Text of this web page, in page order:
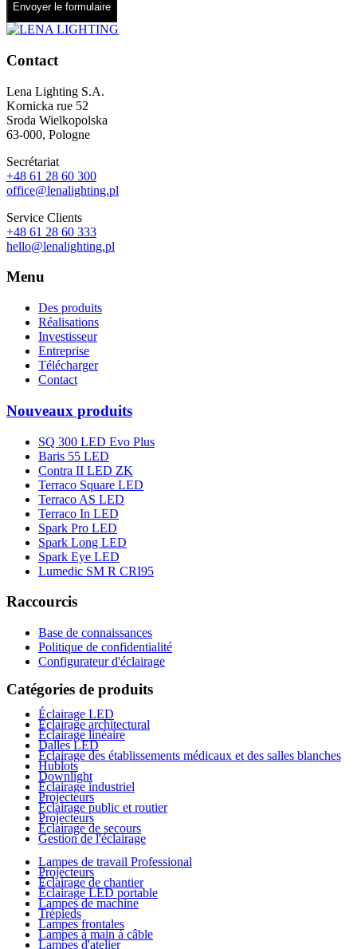
Envoyer le formulaire
Contact
Lena Lighting S.A.
Kornicka rue 52
Sroda Wielkopolska
63-000, Pologne
Secrétariat
+48 61 28 60 300
office@lenalighting.pl
Service Clients
+48 61 28 60 333
hello@lenalighting.pl
Menu
Des produits
Réalisations
Investisseur
Entreprise
Télécharger
Contact
Nouveaux produits
SQ 300 LED Evo Plus
Baris 55 LED
Contra II LED ZK
Terraco Square LED
Terraco AS LED
Terraco In LED
Spark Pro LED
Spark Long LED
Spark Eye LED
Lumedic SM R CRI95
Raccourcis
Base de connaissances
Politique de confidentialité
Configurateur d'éclairage
Catégories de produits
Éclairage LED
Éclairage architectural
Éclairage linéaire
Dalles LED
Éclairage des établissements médicaux et des salles blanches
Hublots
Downlight
Éclairage industriel
Projecteurs
Éclairage public et routier
Projecteurs
Éclairage de secours
Gestion de l'éclairage
Lampes de travail Professional
Projecteurs
Éclairage de chantier
Éclairage LED portable
Lampes de machine
Trépieds
Lampes frontales
Lampes à main à câble
Lampes d'atelier